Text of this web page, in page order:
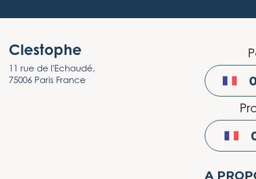
Clestophe
11 rue de l'Echaudé,
75006 Paris France
A